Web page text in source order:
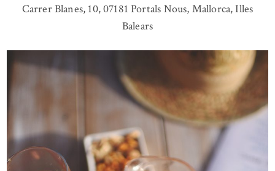
Carrer Blanes, 10, 07181 Portals Nous, Mallorca, Illes
Balears